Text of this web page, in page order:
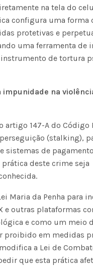
na tela do
configura uma forma
protetivas e
uma ferramenta de
de tortura
impunidade na
artigo 147-A do Código
(stalking),
sistemas de
deste crime seja
Maria da Penha para
e outras plataformas
e como um meio
proibido em medidas
a Lei de
que esta prática